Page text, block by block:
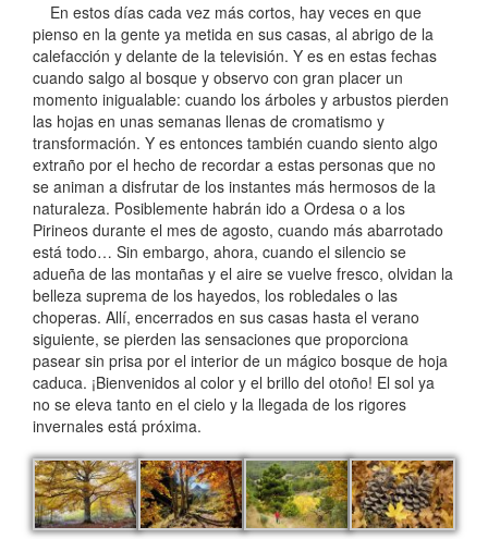
En estos días cada vez más cortos, hay veces en que
pienso en la gente ya metida en sus casas, al abrigo de la
calefacción y delante de la televisión. Y es en estas fechas
cuando salgo al bosque y observo con gran placer un
momento inigualable: cuando los árboles y arbustos pierden
las hojas en unas semanas llenas de cromatismo y
transformación. Y es entonces también cuando siento algo
extraño por el hecho de recordar a estas personas que no
se animan a disfrutar de los instantes más hermosos de la
naturaleza. Posiblemente habrán ido a Ordesa o a los
Pirineos durante el mes de agosto, cuando más abarrotado
está todo… Sin embargo, ahora, cuando el silencio se
adueña de las montañas y el aire se vuelve fresco, olvidan la
belleza suprema de los hayedos, los robledales o las
choperas. Allí, encerrados en sus casas hasta el verano
siguiente, se pierden las sensaciones que proporciona
pasear sin prisa por el interior de un mágico bosque de hoja
caduca. ¡Bienvenidos al color y el brillo del otoño! El sol ya
no se eleva tanto en el cielo y la llegada de los rigores
invernales está próxima.